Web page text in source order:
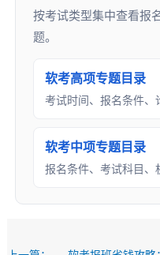
按考试类型集中查看报
题。
软考高项专题目录
考试时间、报名条件、
软考中项专题目录
报名条件、考试科目、